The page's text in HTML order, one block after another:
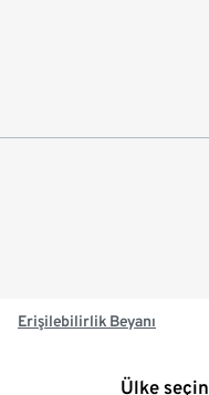
Erişilebilirlik Beyanı
Ülke seçin